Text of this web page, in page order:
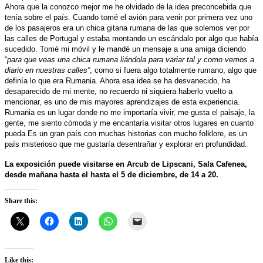
Ahora que la conozco mejor me he olvidado de la idea preconcebida que
tenía sobre el país. Cuando tomé el avión para venir por primera vez uno
de los pasajeros era un chica gitana rumana de las que solemos ver por
las calles de Portugal y estaba montando un escándalo por algo que había
sucedido. Tomé mi móvil y le mandé un mensaje a una amiga diciendo
“para que veas una chica rumana liándola para variar tal y como vemos a
diario en nuestras calles”, como si fuera algo totalmente rumano, algo que
definía lo que era Rumania. Ahora esa idea se ha desvanecido, ha
desaparecido de mi mente, no recuerdo ni siquiera haberlo vuelto a
mencionar, es uno de mis mayores aprendizajes de esta experiencia.
Rumania es un lugar donde no me importaría vivir, me gusta el paisaje, la
gente, me siento cómoda y me encantaría visitar otros lugares en cuanto
pueda.Es un gran país con muchas historias con mucho folklore, es un
país misterioso que me gustaría desentrañar y explorar en profundidad.
La exposición puede visitarse en Arcub de Lipscani, Sala Cafenea,
desde mañana hasta el hasta el 5 de diciembre, de 14 a 20.
Share this:
Like this: